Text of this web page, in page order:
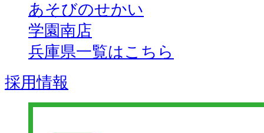
あそびのせかい
学園南店
兵庫県一覧はこちら
採用情報